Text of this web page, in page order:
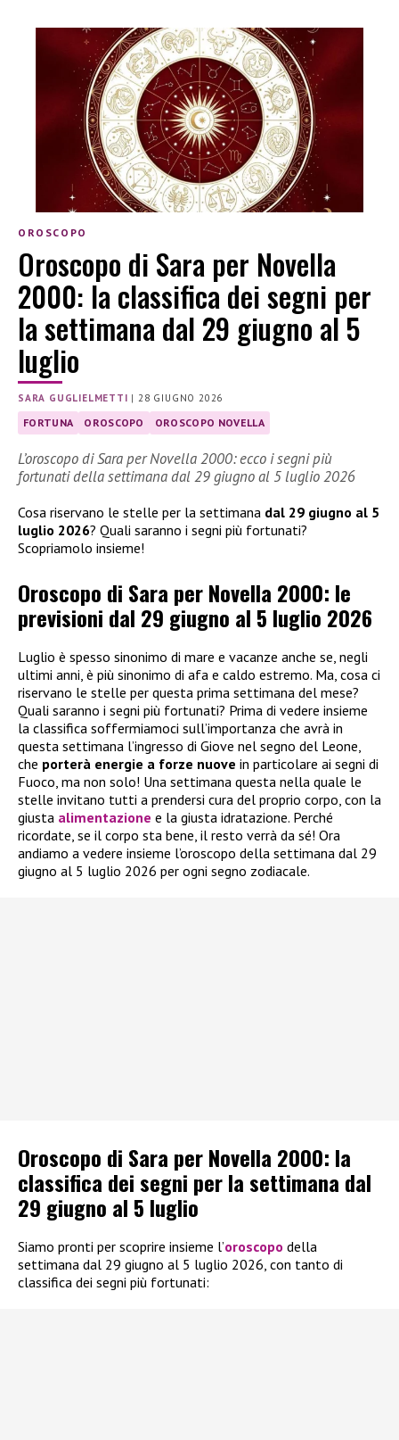
OROSCOPO
Oroscopo di Sara per Novella
2000: la classifica dei segni per
la settimana dal 29 giugno al 5
luglio
SARA GUGLIELMETTI |28 GIUGNO 2026
FORTUNA OROSCOPO OROSCOPO NOVELLA
L’oroscopo di Sara per Novella 2000: ecco i segni più
fortunati della settimana dal 29 giugno al 5 luglio 2026
Cosa riservano le stelle per la settimana dal 29 giugno al 5
luglio 2026? Quali saranno i segni più fortunati?
Scopriamolo insieme!
Oroscopo di Sara per Novella 2000: le
previsioni dal 29 giugno al 5 luglio 2026
Luglio è spesso sinonimo di mare e vacanze anche se, negli
ultimi anni, è più sinonimo di afa e caldo estremo. Ma, cosa ci
riservano le stelle per questa prima settimana del mese?
Quali saranno i segni più fortunati? Prima di vedere insieme
la classifica soffermiamoci sull’importanza che avrà in
questa settimana l’ingresso di Giove nel segno del Leone,
che porterà energie a forze nuove in particolare ai segni di
Fuoco, ma non solo! Una settimana questa nella quale le
stelle invitano tutti a prendersi cura del proprio corpo, con la
giusta alimentazione e la giusta idratazione. Perché
ricordate, se il corpo sta bene, il resto verrà da sé! Ora
andiamo a vedere insieme l’oroscopo della settimana dal 29
giugno al 5 luglio 2026 per ogni segno zodiacale.
Oroscopo di Sara per Novella 2000: la
classifica dei segni per la settimana dal
29 giugno al 5 luglio
Siamo pronti per scoprire insieme l’oroscopo della
settimana dal 29 giugno al 5 luglio 2026, con tanto di
classifica dei segni più fortunati: